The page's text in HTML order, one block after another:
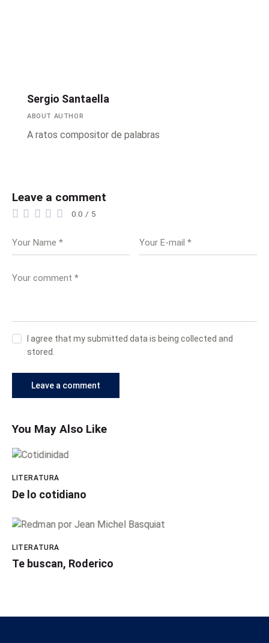
Sergio Santaella
ABOUT AUTHOR
A ratos compositor de palabras
Leave a comment
0.0 / 5
I agree that my submitted data is being collected and
stored.
You May Also Like
LITERATURA
De lo cotidiano
LITERATURA
Te buscan, Roderico